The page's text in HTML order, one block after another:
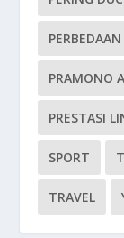
PRAMONO
PRESTASI
SPORT
TRAVEL